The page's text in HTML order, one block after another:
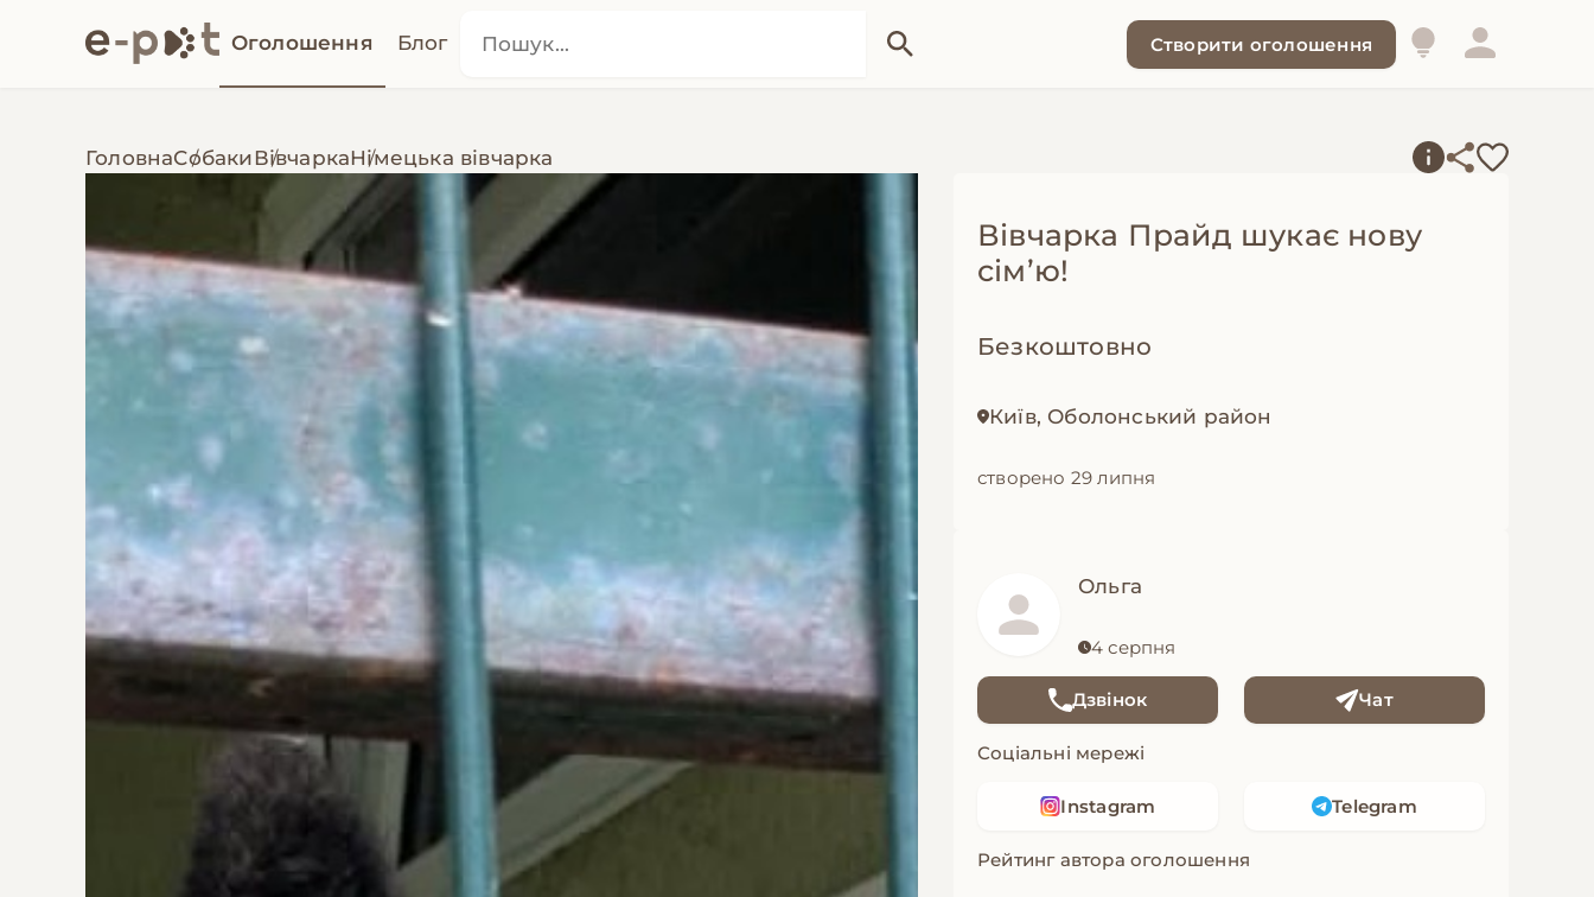
Оголошення Блог Створити оголошення
ГоловнаСобакиВівчаркаНімецька вівчарка
Вівчарка Прайд шукає нову
сім’ю!
Безкоштовно
Київ, Оболонський район
створено 29 липня
Ольга
4 серпня
Дзвінок Чат
Соціальні мережі
Instagram Telegram
Рейтинг автора оголошення